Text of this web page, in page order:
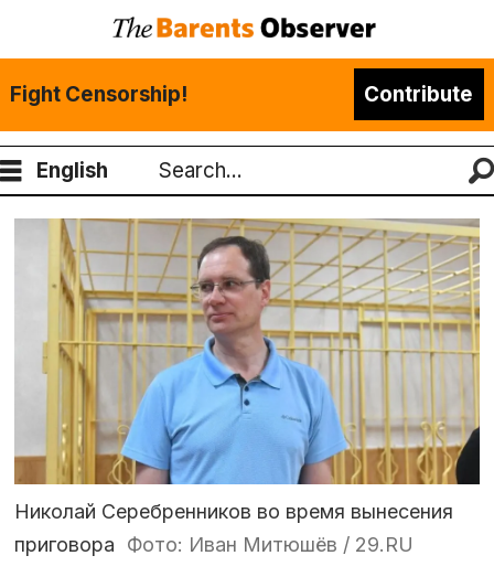
Fight Censorship! Contribute
English
Search
Николай Серебренников во время вынесения
приговора
Фото: Иван Митюшёв / 29.RU